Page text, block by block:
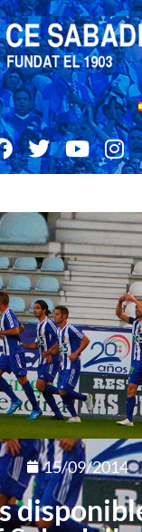
15/09/2014